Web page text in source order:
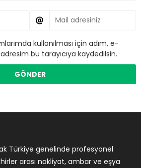
kullanılması için adım, e-
bu tarayıcıya kaydedilsin.
Türkiye genelinde profesyonel
arası nakliyat, ambar ve eşya